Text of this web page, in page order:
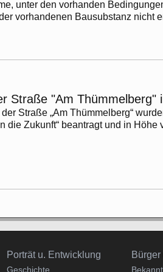
unter den vorhanden
vorhandenen Bausubstanz nicht
Straße "Am Thümmelberg"
Straße „Am Thümmelberg“
die Zukunft“ beantragt und in
Navigation
überspringen
Porträt u. Entwicklung
Geschichte